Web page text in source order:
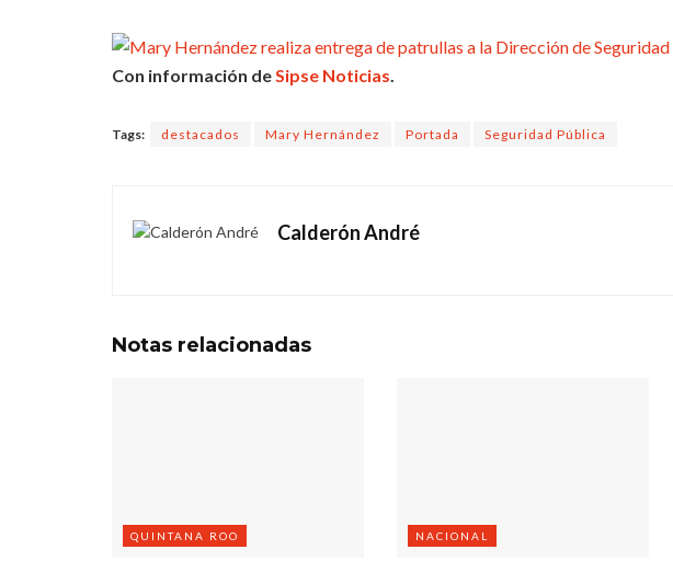
Con información deSipse Noticias.
Tags: destacados Mary Hernández Portada Seguridad Pública
Calderón André
Notas relacionadas
QUINTANA ROO NACIONAL